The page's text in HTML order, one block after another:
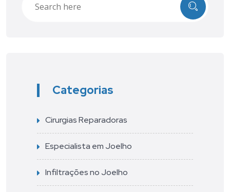
Categorias
Cirurgias Reparadoras
Especialista em Joelho
Infiltrações no Joelho